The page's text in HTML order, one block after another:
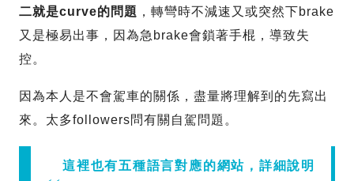
二就是curve的問題 ，轉彎時不減速又或突然下brake
又是極易出事，因為急brake會鎖著手棍，導致失
控。
因為本人是不會駕車的關係，盡量將理解到的先寫出
來。太多followers問有關自駕問題。
這裡也有五種語言對應的網站，詳細說明